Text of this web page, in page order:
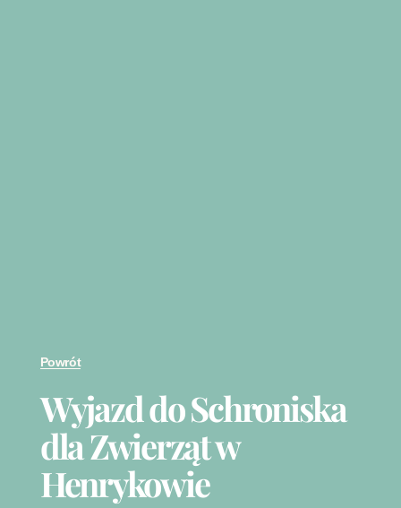
Powrót
Wyjazd do Schroniska
dla Zwierząt w
Henrykowie